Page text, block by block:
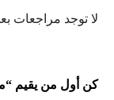
لا توجد مراجعات
كن أول من يقيم